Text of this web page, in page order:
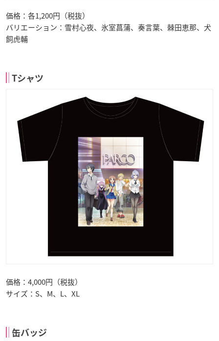
価格：各1,200円（税抜）
バリエーション：雪村心夜、氷室菖蒲、奏言葉、棘田恵那、犬
飼虎輔
Tシャツ
価格：4,000円（税抜）
サイズ：S、M、L、XL
缶バッジ